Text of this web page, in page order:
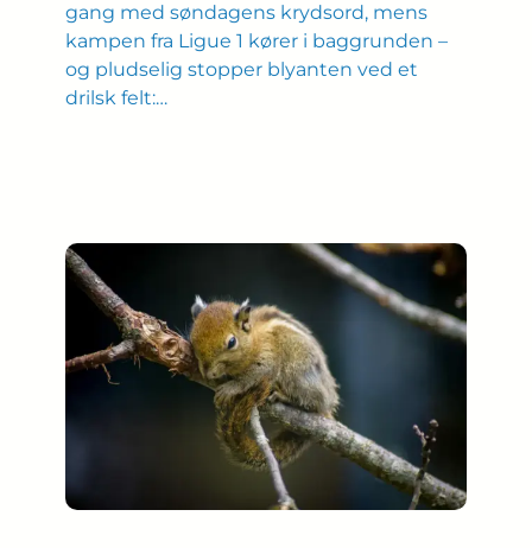
gang med søndagens krydsord, mens
kampen fra Ligue 1 kører i baggrunden –
og pludselig stopper blyanten ved et
drilsk felt:…